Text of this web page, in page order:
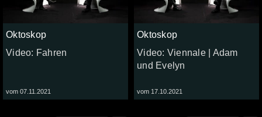
Oktoskop
Video: Fahren
vom 07.11.2021
Oktoskop
Video: Viennale | Adam
und Evelyn
vom 17.10.2021